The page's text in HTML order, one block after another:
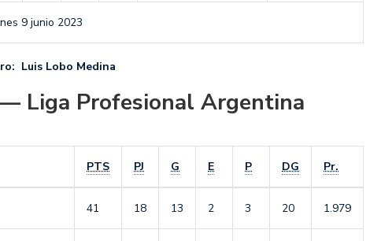
9 junio 2023
Luis Lobo Medina
Liga Profesional Argentina
PTS PJ G E P DG Pr.
41 18 13 2 3 20 1.979